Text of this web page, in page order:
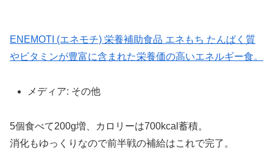
ENEMOTI (エネモチ) 栄養補助食品 エネもち たんぱく質
やビタミンが豊富に含まれた栄養価の高いエネルギー食。
メディア: その他
5個食べて200g増、カロリーは700kcal蓄積。
消化もゆっくりなので前半戦の補給はこれで完了。